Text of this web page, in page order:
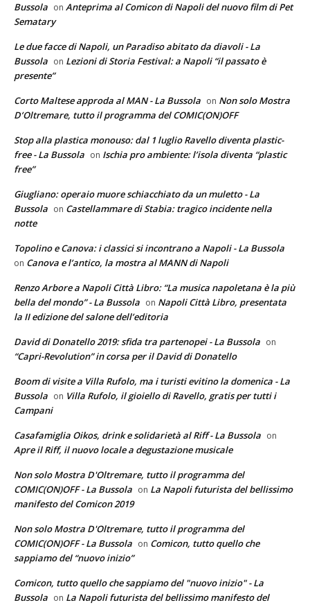
Bussola on Anteprima al Comicon di Napoli del nuovo film di Pet
Sematary
Le due facce di Napoli, un Paradiso abitato da diavoli - La
Bussola on Lezioni di Storia Festival: a Napoli “il passato è
presente”
Corto Maltese approda al MAN - La Bussola on Non solo Mostra
D’Oltremare, tutto il programma del COMIC(ON)OFF
Stop alla plastica monouso: dal 1 luglio Ravello diventa plastic-
free - La Bussola on Ischia pro ambiente: l’isola diventa “plastic
free”
Giugliano: operaio muore schiacchiato da un muletto - La
Bussola on Castellammare di Stabia: tragico incidente nella
notte
Topolino e Canova: i classici si incontrano a Napoli - La Bussola
on Canova e l’antico, la mostra al MANN di Napoli
Renzo Arbore a Napoli Città Libro: “La musica napoletana è la più
bella del mondo” - La Bussola on Napoli Città Libro, presentata
la II edizione del salone dell’editoria
David di Donatello 2019: sfida tra partenopei - La Bussola on
“Capri-Revolution” in corsa per il David di Donatello
Boom di visite a Villa Rufolo, ma i turisti evitino la domenica - La
Bussola on Villa Rufolo, il gioiello di Ravello, gratis per tutti i
Campani
Casafamiglia Oikos, drink e solidarietà al Riff - La Bussola on
Apre il Riff, il nuovo locale a degustazione musicale
Non solo Mostra D'Oltremare, tutto il programma del
COMIC(ON)OFF - La Bussola on La Napoli futurista del bellissimo
manifesto del Comicon 2019
Non solo Mostra D'Oltremare, tutto il programma del
COMIC(ON)OFF - La Bussola on Comicon, tutto quello che
sappiamo del “nuovo inizio”
Comicon, tutto quello che sappiamo del "nuovo inizio" - La
Bussola on La Napoli futurista del bellissimo manifesto del